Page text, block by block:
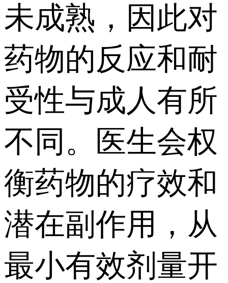
未成熟，因此对
药物的反应和耐
受性与成人有所
不同。医生会权
衡药物的疗效和
潜在副作用，从
最小有效剂量开